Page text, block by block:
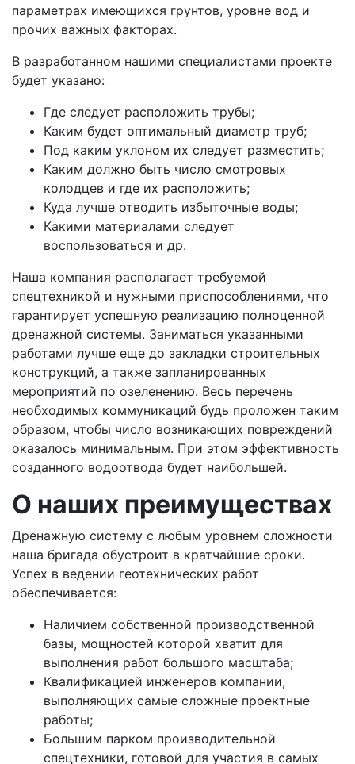
параметрах имеющихся грунтов, уровне вод и
прочих важных факторах.
В разработанном нашими специалистами проекте
будет указано:
Где следует расположить трубы;
Каким будет оптимальный диаметр труб;
Под каким уклоном их следует разместить;
Каким должно быть число смотровых
колодцев и где их расположить;
Куда лучше отводить избыточные воды;
Какими материалами следует
воспользоваться и др.
Наша компания располагает требуемой
спецтехникой и нужными приспособлениями, что
гарантирует успешную реализацию полноценной
дренажной системы. Заниматься указанными
работами лучше еще до закладки строительных
конструкций, а также запланированных
мероприятий по озеленению. Весь перечень
необходимых коммуникаций будь проложен таким
образом, чтобы число возникающих повреждений
оказалось минимальным. При этом эффективность
созданного водоотвода будет наибольшей.
О наших преимуществах
Дренажную систему с любым уровнем сложности
наша бригада обустроит в кратчайшие сроки.
Успех в ведении геотехнических работ
обеспечивается:
Наличием собственной производственной
базы, мощностей которой хватит для
выполнения работ большого масштаба;
Квалификацией инженеров компании,
выполняющих самые сложные проектные
работы;
Большим парком производительной
спецтехники, готовой для участия в самых